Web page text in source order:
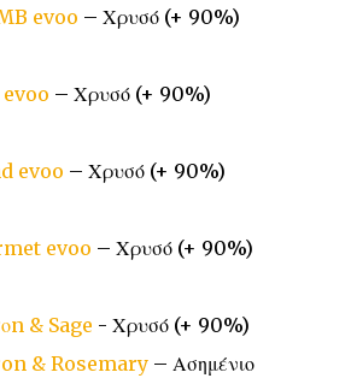
evoo – Χρυσό (+ 90%)
– Χρυσό (+ 90%)
evoo – Χρυσό (+ 90%)
evoo – Χρυσό (+ 90%)
& Sage - Χρυσό (+ 90%)
& Rosemary – Ασημένιο